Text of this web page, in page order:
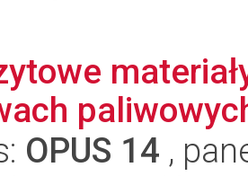
OPUS 14 ,